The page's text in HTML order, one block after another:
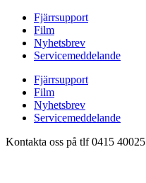
Hoppa
innehåll
Fjärrsupport
Film
Nyhetsbrev
Servicemeddelande
Fjärrsupport
Film
Nyhetsbrev
Servicemeddelande
Kontakta oss på tlf 0415 40025